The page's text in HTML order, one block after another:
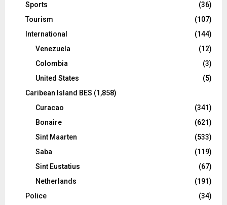
Sports
(36)
Tourism
(107)
International
(144)
Venezuela
(12)
Colombia
(3)
United States
(5)
Caribean Island BES (1,858)
Curacao
(341)
Bonaire
(621)
Sint Maarten
(533)
Saba
(119)
Sint Eustatius
(67)
Netherlands
(191)
Police
(34)